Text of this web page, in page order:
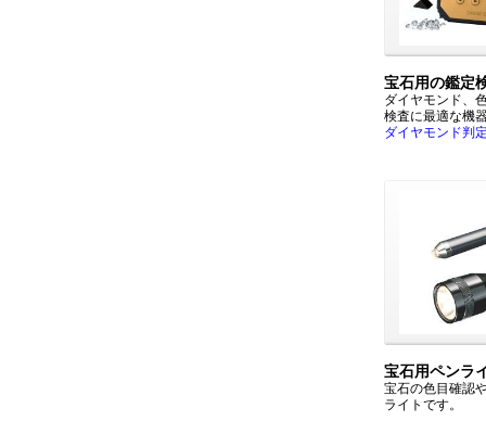
宝石用の鑑定
ダイヤモンド、
検査に最適な機
ダイヤモンド判
宝石用ペンラ
宝石の色目確認
ライトです。